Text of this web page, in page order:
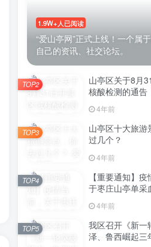
1.9W+人已阅读
“爱山亭网”正式上线！一个属
自己的资讯、社交论坛。
山亭区关于8月
核酸检测的通告
4年前
TOP2
山亭区十大旅游
过几个？
4年前
TOP3
【重要通知】
于枣庄山亭单采
4年前
TOP4
我区召开《新一
泽、鲁西崛起三
TOP5